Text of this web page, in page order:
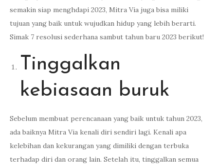
semakin siap menghdapi 2023, Mitra Via juga bisa miliki
tujuan yang baik untuk wujudkan hidup yang lebih berarti.
Simak 7 resolusi sederhana sambut tahun baru 2023 berikut!
Tinggalkan
kebiasaan buruk
Sebelum membuat perencanaan yang baik untuk tahun 2023,
ada baiknya Mitra Via kenali diri sendiri lagi. Kenali apa
kelebihan dan kekurangan yang dimiliki dengan terbuka
terhadap diri dan orang lain. Setelah itu, tinggalkan semua